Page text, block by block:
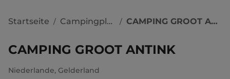
Startseite / Campingplätze / CAMPING GROOT ANTINK
CAMPING GROOT ANTINK
Niederlande, Gelderland